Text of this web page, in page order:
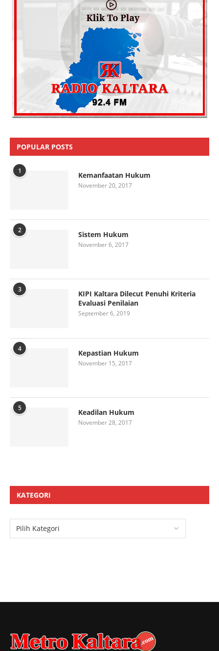
POPULAR POSTS
1 Kemanfaatan Hukum
November 20, 2017
2 Sistem Hukum
November 6, 2017
3
KIPI Kaltara Dilecut Penuhi Kriteria
Evaluasi Penilaian
September 6, 2019
4 Kepastian Hukum
November 15, 2017
5 Keadilan Hukum
November 28, 2017
KATEGORI